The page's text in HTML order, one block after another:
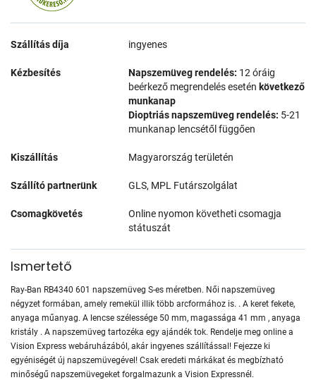
Szállítás díja ingyenes
Kézbesítés Napszemüveg rendelés: 12 óráig
beérkező megrendelés eseténkövetkező
munkanap
Dioptriás napszemüveg rendelés: 5-21
munkanap lencsétől függően
Kiszállítás Magyarország területén
Szállító partnerünk GLS, MPL Futárszolgálat
Csomagkövetés
Online nyomon követheti csomagja
státuszát
Ismertető
Ray-Ban RB4340 601 napszemüveg S-es méretben. Női napszemüveg
négyzet formában, amely remekül illik több arcformához is. . A keret fekete,
anyaga műanyag. A lencse szélessége 50 mm, magassága 41 mm , anyaga
kristály . A napszemüveg tartozéka egy ajándék tok. Rendelje meg online a
Vision Express webáruházából, akár ingyenes szállítással! Fejezze ki
egyéniségét új napszemüvegével! Csak eredeti márkákat és megbízható
minőségű napszemüvegeket forgalmazunk a Vision Expressnél.